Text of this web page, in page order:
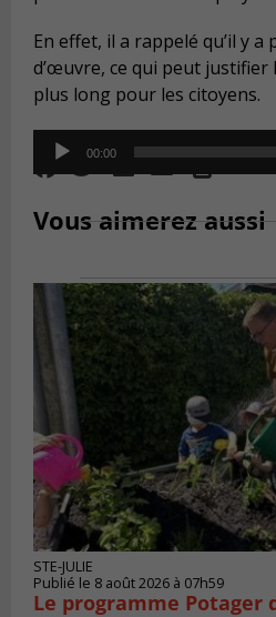
En effet, il a rappelé qu’il y a
d’œuvre, ce qui peut justifier
plus long pour les citoyens.
Audio
Player
00:00
Vous aimerez aussi
STE-JULIE
Publié le 8 août 2026 à 07h59
Le programme Potager